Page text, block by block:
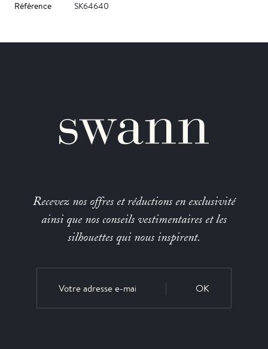
Référence
SK64640
Recevez nos offres et réductions en exclusivité
ainsi que nos conseils vestimentaires et les
silhouettes qui nous inspirent.
OK